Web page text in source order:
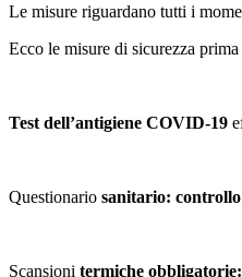
Le misure riguardano tutti i
Ecco le misure di sicurezza prima
Test dell’antigiene COVID-19
Questionario sanitario: controllo
Scansioni termiche